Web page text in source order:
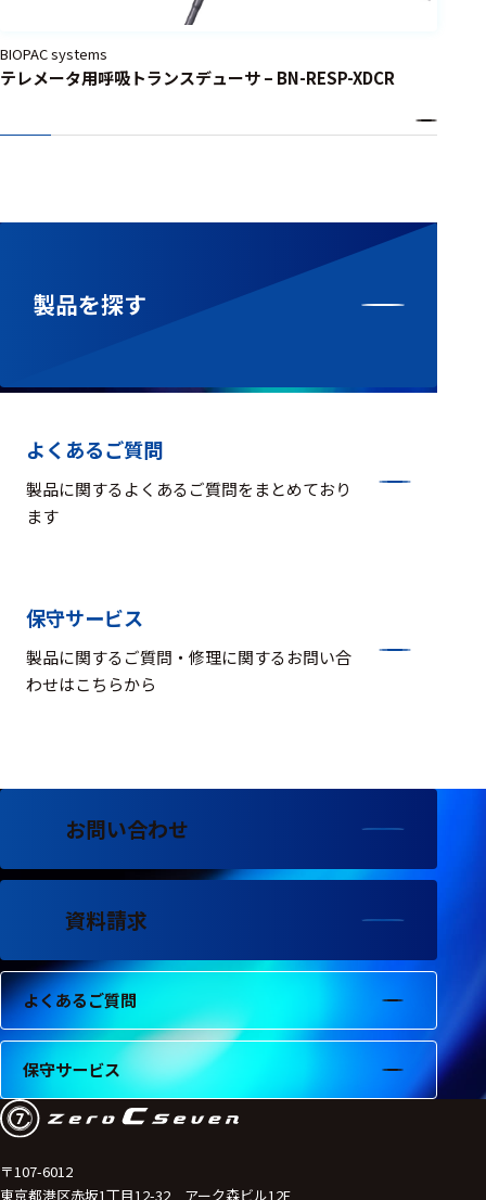
BIOPAC systems
テレメータ用呼吸トランスデューサ – BN-RESP-XDCR
製品を探す
よくあるご質問
製品に関するよくあるご質問をまとめており
ます
保守サービス
製品に関するご質問・修理に関するお問い合
わせはこちらから
お問い合わせ
資料請求
よくあるご質問
保守サービス
〒107-6012
東京都港区赤坂1丁目12-32 アーク森ビル12F